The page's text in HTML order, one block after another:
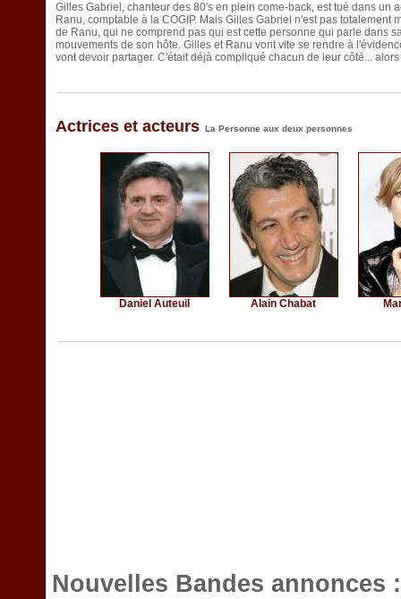
Gilles Gabriel, chanteur des 80's en plein come-back, est tué dans un
Ranu, comptable à la COGIP. Mais Gilles Gabriel n'est pas totalement
de Ranu, qui ne comprend pas qui est cette personne qui parle dans
mouvements de son hôte. Gilles et Ranu vont vite se rendre à
vont devoir partager. C'était déjà compliqué chacun de leur côté...
Actrices et acteurs La Personne aux deux personnes
Daniel Auteuil Alain Chabat
Nouvelles Bandes annonces